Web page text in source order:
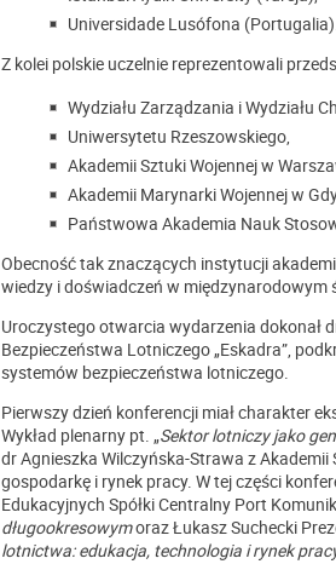
Universidade Lusófona
Z kolei polskie uczelnie reprezentowali
Wydziału Zarządzania i Wydziału
Uniwersytetu Rzeszowskiego,
Akademii Sztuki Wojennej w
Akademii Marynarki Wojennej w
Państwowa Akademia Nauk
Obecność tak znaczących instytucji
wiedzy i doświadczeń w
Uroczystego otwarcia wydarzenia dokonał
Bezpieczeństwa Lotniczego „Eskadra”,
systemów bezpieczeństwa lotniczego.
Pierwszy dzień konferencji miał charakter
Wykład plenarny pt. „Sektor lotniczy jako
dr Agnieszka Wilczyńska-Strawa z
gospodarkę i rynek pracy. W tej części
Edukacyjnych Spółki Centralny Port
długookresowymoraz Łukasz Suchecki
lotnictwa: edukacja, technologia i rynek